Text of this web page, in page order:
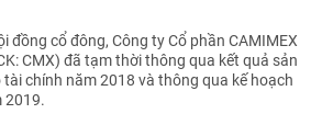
đồng cổ đông, Công ty Cổ phần CAMIMEX
CMX) đã tạm thời thông qua kết quả sản
chính năm 2018 và thông qua kế hoạch
2019.